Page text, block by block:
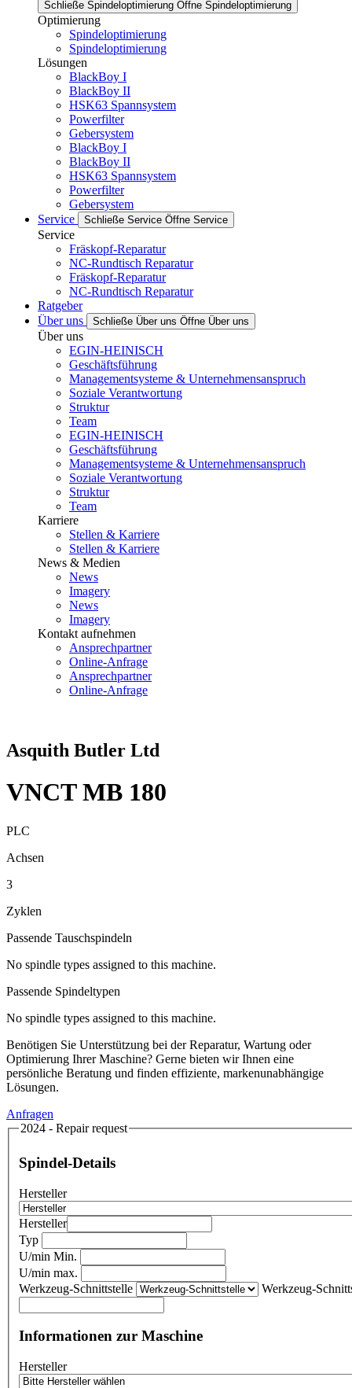
Schließe Spindeloptimierung Öffne Spindeloptimierung
Optimierung
Spindeloptimierung
Spindeloptimierung
Lösungen
BlackBoy I
BlackBoy II
HSK63 Spannsystem
Powerfilter
Gebersystem
BlackBoy I
BlackBoy II
HSK63 Spannsystem
Powerfilter
Gebersystem
Service
Schließe Service Öffne Service
Service
Fräskopf-Reparatur
NC-Rundtisch Reparatur
Fräskopf-Reparatur
NC-Rundtisch Reparatur
Ratgeber
Über uns
Schließe Über uns Öffne Über uns
Über uns
EGIN-HEINISCH
Geschäftsführung
Managementsysteme & Unternehmensanspruch
Soziale Verantwortung
Struktur
Team
EGIN-HEINISCH
Geschäftsführung
Managementsysteme & Unternehmensanspruch
Soziale Verantwortung
Struktur
Team
Karriere
Stellen & Karriere
Stellen & Karriere
News & Medien
News
Imagery
News
Imagery
Kontakt aufnehmen
Ansprechpartner
Online-Anfrage
Ansprechpartner
Online-Anfrage
Asquith Butler Ltd
VNCT MB 180
PLC
Achsen
3
Zyklen
Passende Tauschspindeln
No spindle types assigned to this machine.
Passende Spindeltypen
No spindle types assigned to this machine.
Benötigen Sie Unterstützung bei der Reparatur, Wartung oder
Optimierung Ihrer Maschine? Gerne bieten wir Ihnen eine
persönliche Beratung und finden effiziente, markenunabhängige
Lösungen.
Anfragen
2024 - Repair request
Spindel-Details
Hersteller
Hersteller
Typ
U/min Min.
U/min max.
Werkzeug-Schnittstelle
Werkzeug-
Informationen zur Maschine
Hersteller